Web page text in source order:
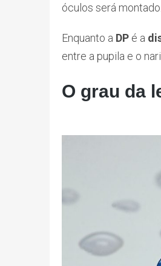
óculos será montado.
Enquanto a DP é a
entre a pupila e o
O grau da